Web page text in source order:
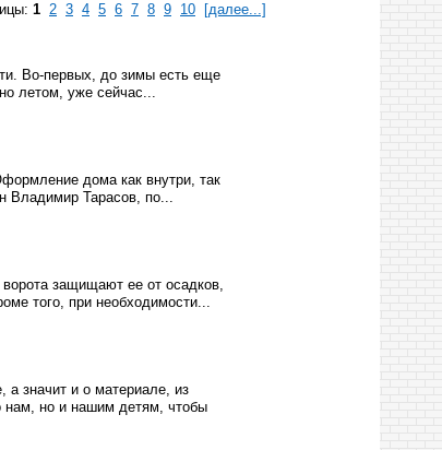
1 2 3 4 5 6 7 8 9 10 [далее...]
Во-первых, до зимы есть еще
летом, уже сейчас...
дома как внутри, так
Владимир Тарасов, по...
защищают ее от осадков,
того, при необходимости...
а значит и о материале, из
нам, но и нашим детям, чтобы